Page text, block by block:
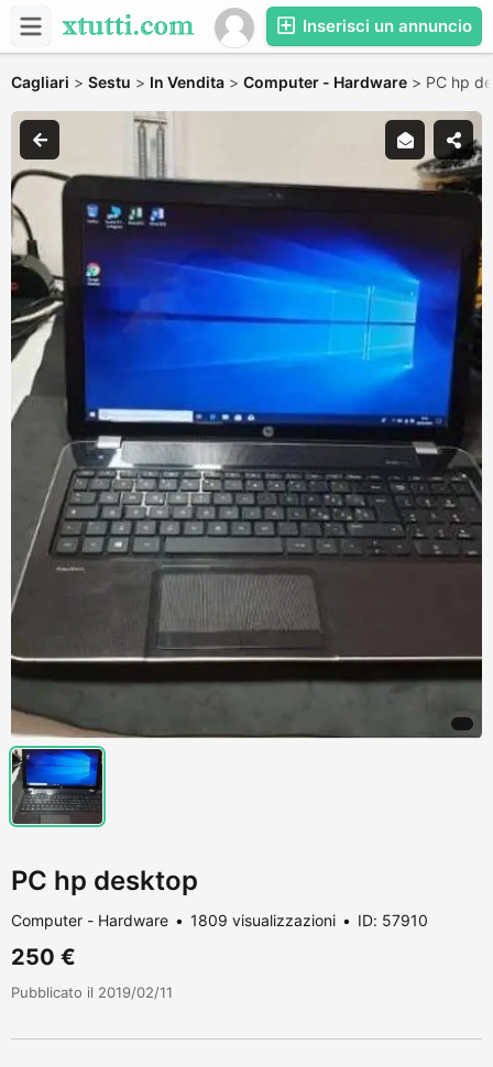
Inserisci un annuncio
Cagliari > Sestu > In Vendita > Computer - Hardware > PC hp
PC hp desktop
Computer - Hardware 1809 visualizzazioni ID: 57910
250 €
Pubblicato il 2019/02/11